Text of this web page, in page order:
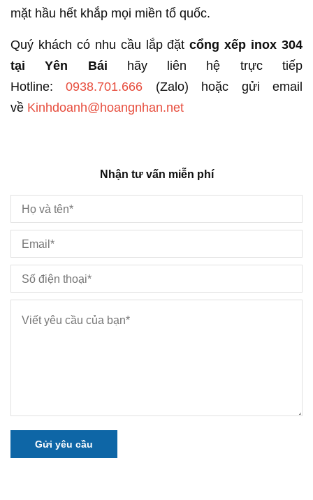
mặt hầu hết khắp mọi miền tổ quốc.
Quý khách có nhu cầu lắp đặtcổng xếp inox 304
tại Yên Bái
hãy liên hệ trực tiếp
Hotline:
0938.701.666 (Zalo)
hoặc gửi email
về Kinhdoanh@hoangnhan.net
Nhận tư vấn miễn phí
Gửi yêu cầu